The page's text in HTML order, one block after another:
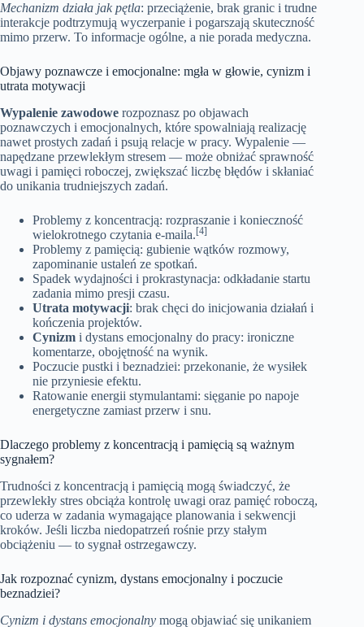
Mechanizm działa jak pętla: przeciążenie, brak granic i trudne
interakcje podtrzymują wyczerpanie i pogarszają skuteczność
mimo przerw. To informacje ogólne, a nie porada medyczna.
Objawy poznawcze i emocjonalne: mgła w głowie, cynizm i
utrata motywacji
Wypalenie zawodowe rozpoznasz po objawach
poznawczych i emocjonalnych, które spowalniają realizację
nawet prostych zadań i psują relacje w pracy. Wypalenie —
napędzane przewlekłym stresem — może obniżać sprawność
uwagi i pamięci roboczej, zwiększać liczbę błędów i skłaniać
do unikania trudniejszych zadań.
Problemy z koncentracją: rozpraszanie i konieczność
wielokrotnego czytania e‑maila.[4]
Problemy z pamięcią: gubienie wątków rozmowy,
zapominanie ustaleń ze spotkań.
Spadek wydajności i prokrastynacja: odkładanie startu
zadania mimo presji czasu.
Utrata motywacji: brak chęci do inicjowania działań i
kończenia projektów.
Cynizm i dystans emocjonalny do pracy: ironiczne
komentarze, obojętność na wynik.
Poczucie pustki i beznadziei: przekonanie, że wysiłek
nie przyniesie efektu.
Ratowanie energii stymulantami: sięganie po napoje
energetyczne zamiast przerw i snu.
Dlaczego problemy z koncentracją i pamięcią są ważnym
sygnałem?
Trudności z koncentracją i pamięcią mogą świadczyć, że
przewlekły stres obciąża kontrolę uwagi oraz pamięć roboczą,
co uderza w zadania wymagające planowania i sekwencji
kroków. Jeśli liczba niedopatrzeń rośnie przy stałym
obciążeniu — to sygnał ostrzegawczy.
Jak rozpoznać cynizm, dystans emocjonalny i poczucie
beznadziei?
Cynizm i dystans emocjonalny mogą objawiać się unikaniem